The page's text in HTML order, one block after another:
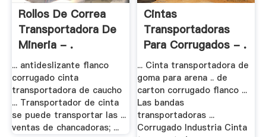
Rollos De Correa
Transportadora De
Mineria - .
... antideslizante flanco
corrugado cinta
transportadora de caucho
... Transportador de cinta
se puede transportar las ...
ventas de chancadoras; ...
Cintas
Transportadoras
Para Corrugados - .
... Cinta transportadora de
goma para arena .. de
carton corrugado flanco ...
Las bandas
transportadoras ...
Corrugado Industria Cinta